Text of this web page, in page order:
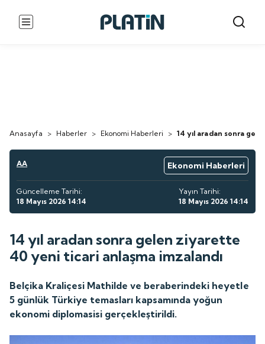
Anasayfa > Haberler > Ekonomi Haberleri > 14 yıl aradan sonra
AA Ekonomi Haberleri
Güncelleme Tarihi:
18 Mayıs 2026 14:14
Yayın Tarihi:
18 Mayıs 2026 14:14
14 yıl aradan sonra gelen ziyarette
40 yeni ticari anlaşma imzalandı
Belçika Kraliçesi Mathilde ve beraberindeki heyetle
5 günlük Türkiye temasları kapsamında yoğun
ekonomi diplomasisi gerçekleştirildi.